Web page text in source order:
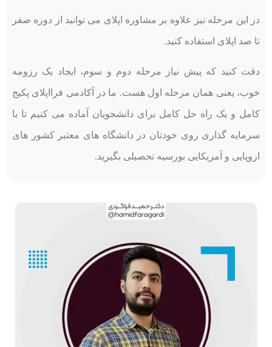
در این مرحله نیز علاوه بر مشاوره اپلای می توانید از دوره صفر
تا صد اپلای استفاده کنید.
دقت کنید که پیش نیاز مرحله دوم و سوم، ایجاد یک رزومه
خوب، یعنی همان مرحله اول هست. ما در آکادمی فرااپلای پکیج
کامل و یک راه حل کامل برای دانشجویان آماده می کنیم تا با
سرمایه گذاری روی خودتان در دانشگاه های معتبر کشور های
اروپایی و آمریکایی بورسیه تحصیلی بگیرید.